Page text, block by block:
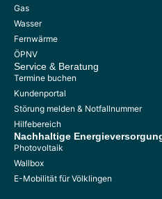
Gas
Wasser
Fernwärme
ÖPNV
Service & Beratung
Termine buchen
Kundenportal
Störung melden & Notfallnummer
Hilfebereich
Nachhaltige
Photovoltaik
Wallbox
E-Mobilität für Völklingen